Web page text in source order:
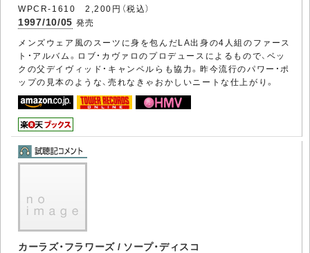
WPCR-1610 2,200円（税込）
1997/10/05 発売
メンズウェア風のスーツに身を包んだLA出身の4人組のファース
ト・アルバム。ロブ・カヴァロのプロデュースによるもので、ベッ
クの父デイヴィッド・キャンベルらも協力。昨今流行のパワー・ポ
ップの見本のような、売れなきゃおかしいニートな仕上がり。
カーラズ・フラワーズ / ソープ・ディスコ